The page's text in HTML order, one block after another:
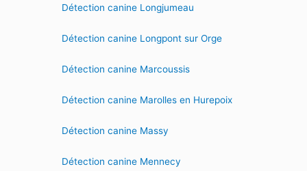
Détection canine Longjumeau
Détection canine Longpont sur Orge
Détection canine Marcoussis
Détection canine Marolles en Hurepoix
Détection canine Massy
Détection canine Mennecy